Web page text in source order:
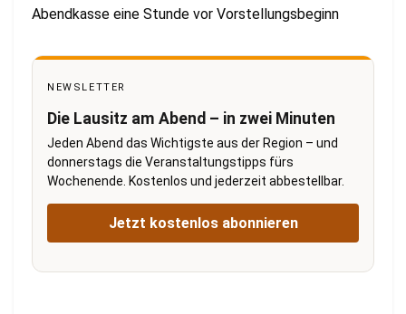
Abendkasse eine Stunde vor Vorstellungsbeginn
NEWSLETTER
Die Lausitz am Abend – in zwei Minuten
Jeden Abend das Wichtigste aus der Region – und
donnerstags die Veranstaltungstipps fürs
Wochenende. Kostenlos und jederzeit abbestellbar.
Jetzt kostenlos abonnieren